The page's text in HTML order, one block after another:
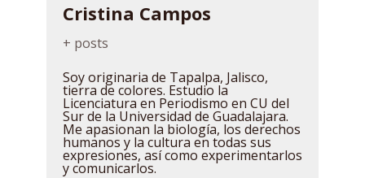
Cristina Campos
+ posts
Soy originaria de Tapalpa, Jalisco,
tierra de colores. Estudio la
Licenciatura en Periodismo en CU del
Sur de la Universidad de Guadalajara.
Me apasionan la biología, los derechos
humanos y la cultura en todas sus
expresiones, así como experimentarlos
y comunicarlos.